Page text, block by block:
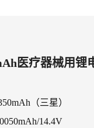
医疗器械用锂
（三星）
14.4V